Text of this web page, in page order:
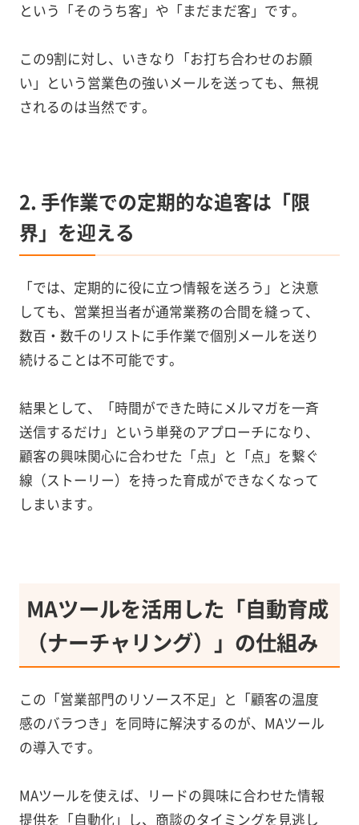
という「そのうち客」や「まだまだ客」です。
この9割に対し、いきなり「お打ち合わせのお願
い」という営業色の強いメールを送っても、無視
されるのは当然です。
2. 手作業での定期的な追客は「限
界」を迎える
「では、定期的に役に立つ情報を送ろう」と決意
しても、営業担当者が通常業務の合間を縫って、
数百・数千のリストに手作業で個別メールを送り
続けることは不可能です。
結果として、「時間ができた時にメルマガを一斉
送信するだけ」という単発のアプローチになり、
顧客の興味関心に合わせた「点」と「点」を繋ぐ
線（ストーリー）を持った育成ができなくなって
しまいます。
MAツールを活用した「自動育成
（ナーチャリング）」の仕組み
この「営業部門のリソース不足」と「顧客の温度
感のバラつき」を同時に解決するのが、MAツール
の導入です。
MAツールを使えば、リードの興味に合わせた情報
提供を「自動化」し、商談のタイミングを見逃し